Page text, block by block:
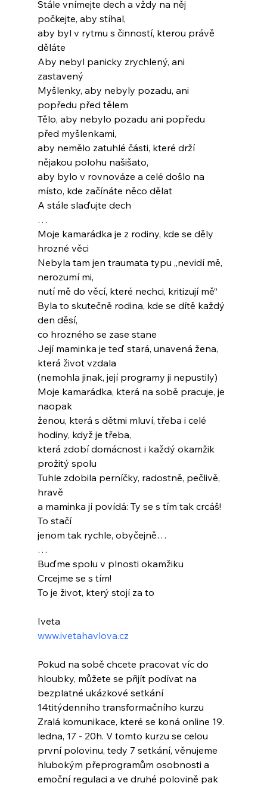
Stále vnímejte dech a vždy na něj
počkejte, aby stíhal,
aby byl v rytmu s činností, kterou právě
děláte
Aby nebyl panicky zrychlený, ani
zastavený
Myšlenky, aby nebyly pozadu, ani
popředu před tělem
Tělo, aby nebylo pozadu ani popředu
před myšlenkami,
aby nemělo zatuhlé části, které drží
nějakou polohu našišato,
aby bylo v rovnováze a celé došlo na
místo, kde začínáte něco dělat
A stále slaďujte dech
…
Moje kamarádka je z rodiny, kde se děly
hrozné věci
Nebyla tam jen traumata typu „nevidí mě,
nerozumí mi,
nutí mě do věcí, které nechci, kritizují mě“
Byla to skutečně rodina, kde se dítě každý
den děsí,
co hrozného se zase stane
Její maminka je teď stará, unavená žena,
která život vzdala
(nemohla jinak, její programy ji nepustily)
Moje kamarádka, která na sobě pracuje, je
naopak
ženou, která s dětmi mluví, třeba i celé
hodiny, když je třeba,
která zdobí domácnost i každý okamžik
prožitý spolu
Tuhle zdobila perníčky, radostně, pečlivě,
hravě
a maminka jí povídá: Ty se s tím tak crcáš!
To stačí
jenom tak rychle, obyčejně…
…
Buďme spolu v plnosti okamžiku
Crcejme se s tím!
To je život, který stojí za to
Iveta
www.ivetahavlova.cz
Pokud na sobě chcete pracovat víc do
hloubky, můžete se přijít podívat na
bezplatné ukázkové setkání
14titýdenního transformačního kurzu
Zralá komunikace, které se koná online 19.
ledna, 17 - 20h. V tomto kurzu se celou
první polovinu, tedy 7 setkání, věnujeme
hlubokým přeprogramům osobnosti a
emoční regulaci a ve druhé polovině pak